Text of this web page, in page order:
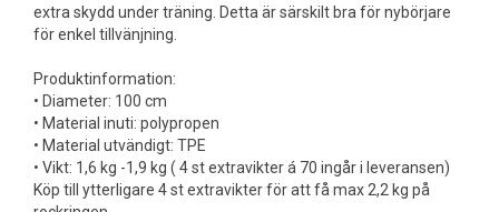
extra skydd under träning. Detta är särskilt bra för nybörjare
för enkel tillvänjning.
Produktinformation:
• Diameter: 100 cm
• Material inuti: polypropen
• Material utvändigt: TPE
• Vikt: 1,6 kg -1,9 kg ( 4 st extravikter á 70 ingår i leveransen)
Köp till ytterligare 4 st extravikter för att få max 2,2 kg på